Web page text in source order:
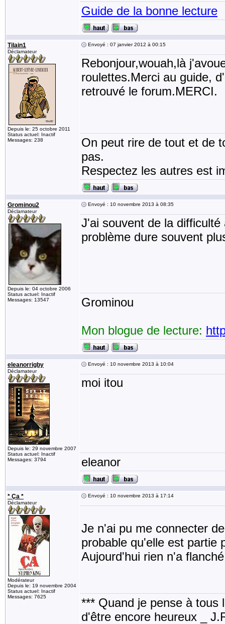
Guide de la bonne lecture
Tilain1
Déclamateur
Depuis le: 25 octobre 2011
Status actuel: Inactif
Messages: 238
Envoyé : 07 janvier 2012 à 00:15
Rebonjour,wouah,là
roulettes.Merci au guide,
retrouvé le forum.MERCI.
On peut rire de tout et de
pas.
Respectez les autres est
Grominou2
Déclamateur
Depuis le: 04 octobre 2006
Status actuel: Inactif
Messages: 13547
Envoyé : 10 novembre 2013 à 08:35
J'ai souvent de la
problème dure souvent
Grominou
Mon blogue de lecture:
eleanorrigby
Déclamateur
Depuis le: 29 novembre 2007
Status actuel: Inactif
Messages: 3794
Envoyé : 10 novembre 2013 à 10:04
moi itou
eleanor
* Ça *
Déclamateur
Modérateur
Depuis le: 19 novembre 2004
Status actuel: Inactif
Messages: 7625
Envoyé : 10 novembre 2013 à 17:14
Je n'ai pu me connecter
probable qu'elle est partie
Aujourd'hui rien n'a
*** Quand je pense à tous
d'être encore heureux _